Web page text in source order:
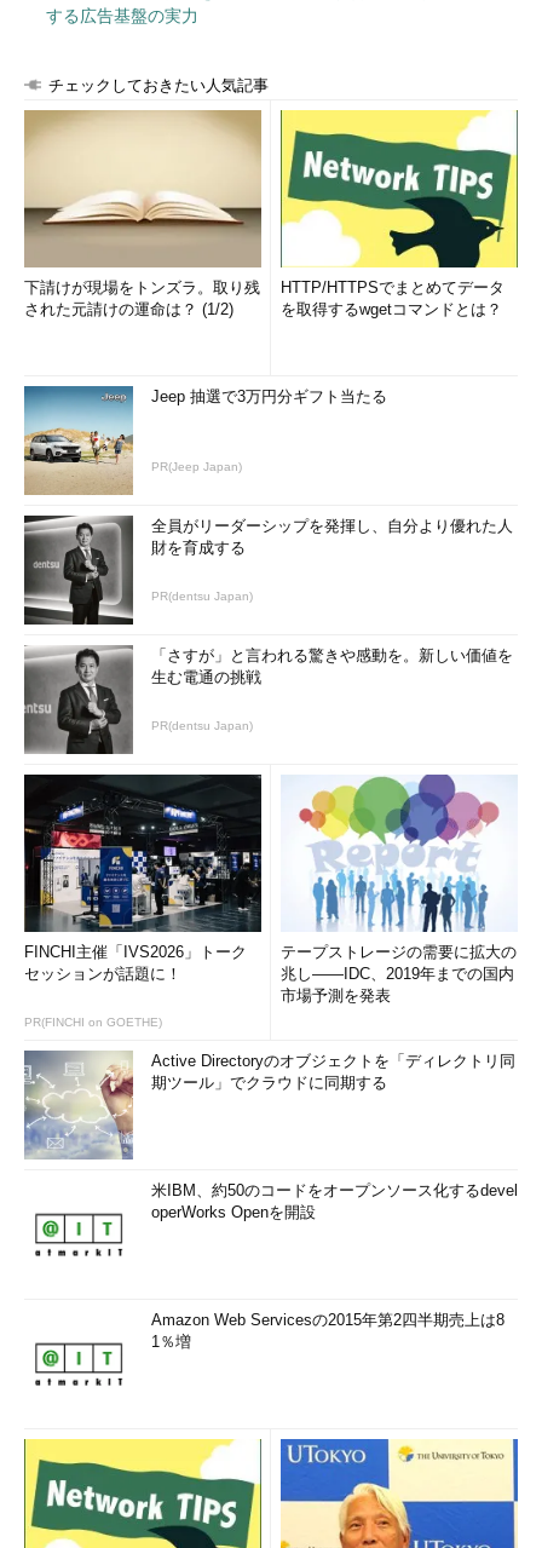
する広告基盤の実力
チェックしておきたい人気記事
下請けが現場をトンズラ。取り残
された元請けの運命は？ (1/2)
HTTP/HTTPSでまとめてデータ
を取得するwgetコマンドとは？
Jeep 抽選で3万円分ギフト当たる
PR(Jeep Japan)
全員がリーダーシップを発揮し、自分より優れた人
財を育成する
PR(dentsu Japan)
「さすが」と言われる驚きや感動を。新しい価値を
生む電通の挑戦
PR(dentsu Japan)
FINCHI主催「IVS2026」トーク
セッションが話題に！
PR(FINCHI on GOETHE)
テープストレージの需要に拡大の
兆し――IDC、2019年までの国内
市場予測を発表
Active Directoryのオブジェクトを「ディレクトリ同
期ツール」でクラウドに同期する
米IBM、約50のコードをオープンソース化するdevel
operWorks Openを開設
Amazon Web Servicesの2015年第2四半期売上は8
1％増